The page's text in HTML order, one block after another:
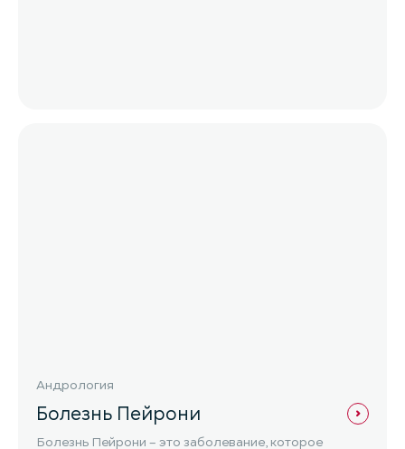
Андрология
Болезнь Пейрони
Болезнь Пейрони – это заболевание, которое